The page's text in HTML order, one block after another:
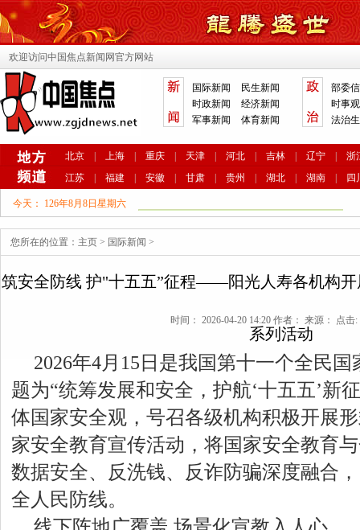
欢迎访问中国焦点新闻网官方网站
国际新闻
民生新闻
时政新闻
经济新闻
军事新闻
体育新闻
部委
时事
法治
北京 上海 重庆 天津 河北 吉林 辽宁
浙
江苏
福建 安徽 甘肃 贵州 湖北 湖南 四
今天： 126年8月8日星期六
您所在的位置： 主页 > 国际新闻 >
筑安全防线 护"十五五”征程——阳光人寿各机构开
系列活动
时间： 2026-04-20 14:20 作者： 来源： 点击:
2026年4月15日是我国第十一个全民
题为“统筹发展和安全，护航‘十五五’新
体国家安全观，号召各级机构积极开展
家安全教育宣传活动，将国家安全教育
数据安全、反洗钱、反诈防骗深度融合
全人民防线。